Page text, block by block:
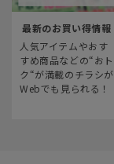
最新のお買い得情報
人気アイテムやおす
すめ商品などの“おト
ク“が満載のチラシが
Webでも見られる！